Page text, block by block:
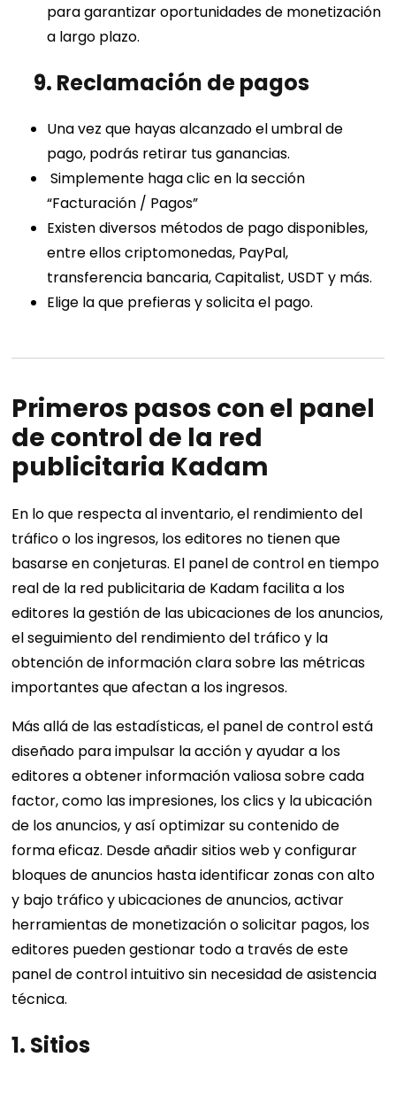
para garantizar oportunidades de monetización
a largo plazo.
9. Reclamación de pagos
Una vez que hayas alcanzado el umbral de
pago, podrás retirar tus ganancias.
Simplemente haga clic en la sección
“Facturación / Pagos”
Existen diversos métodos de pago disponibles,
entre ellos criptomonedas, PayPal,
transferencia bancaria, Capitalist, USDT y más.
Elige la que prefieras y solicita el pago.
Primeros pasos con el panel
de control de la red
publicitaria Kadam
En lo que respecta al inventario, el rendimiento del
tráfico o los ingresos, los editores no tienen que
basarse en conjeturas. El panel de control en tiempo
real de la red publicitaria de Kadam facilita a los
editores la gestión de las ubicaciones de los anuncios,
el seguimiento del rendimiento del tráfico y la
obtención de información clara sobre las métricas
importantes que afectan a los ingresos.
Más allá de las estadísticas, el panel de control está
diseñado para impulsar la acción y ayudar a los
editores a obtener información valiosa sobre cada
factor, como las impresiones, los clics y la ubicación
de los anuncios, y así optimizar su contenido de
forma eficaz. Desde añadir sitios web y configurar
bloques de anuncios hasta identificar zonas con alto
y bajo tráfico y ubicaciones de anuncios, activar
herramientas de monetización o solicitar pagos, los
editores pueden gestionar todo a través de este
panel de control intuitivo sin necesidad de asistencia
técnica.
1. Sitios